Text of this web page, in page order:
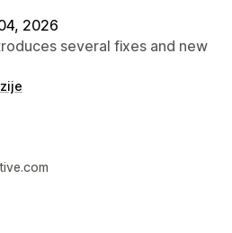
2026
several fixes and new